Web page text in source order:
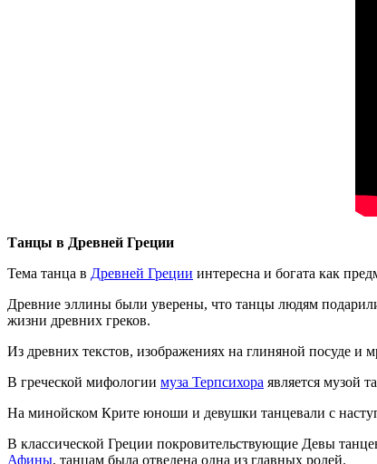
Танцы в Древней Греции
Тема танца в Древней Греции интересна и богата как
Древние эллины были уверены, что танцы людям
жизни древних греков.
Из древних текстов, изображениях на глиняной посуде и
В греческой мифологии муза Терпсихора является музой
На минойском Крите юноши и девушки танцевали с
В классической Греции покровительствующие Девы
Афины, танцам была отведена одна из главных ролей.